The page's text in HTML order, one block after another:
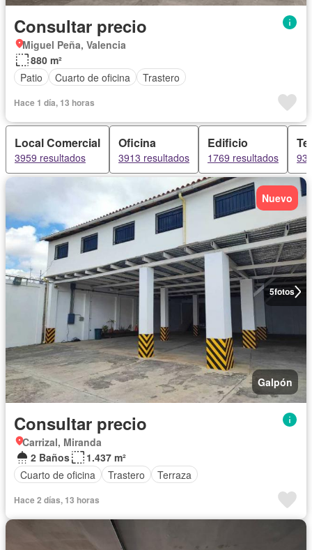
Consultar precio
Miguel Peña, Valencia
880 m²
Patio
Cuarto de oficina Trastero
Hace 1 día, 13 horas
Local Comercial
3959 resultados
Oficina
3913 resultados
Edificio
1769 resultados
5fotos
Nuevo
Galpón
Consultar precio
Carrizal, Miranda
2 Baños
1.437 m²
Cuarto de oficina
Trastero Terraza
Hace 2 días, 13 horas